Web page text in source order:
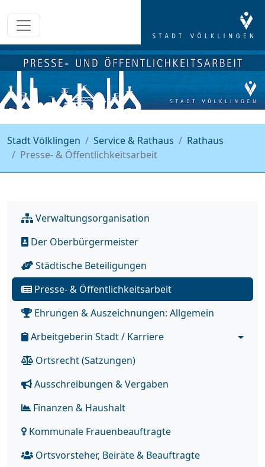
Stadt Völklingen Service & Rathaus
Rathaus
Presse- & Öffentlichkeitsarbeit
Verwaltungsorganisation
Der Oberbürgermeister
Städtische Beteiligungen
Presse- & Öffentlichkeitsarbeit
Ehrungen & Auszeichnungen: Allgemein
Arbeitgeberin Stadt / Karriere
Ortsrecht (Satzungen)
Ausschreibungen & Vergaben
Finanzen & Haushalt
Kommunale Frauenbeauftragte
Ortsvorsteher, Beiräte & Beauftragte